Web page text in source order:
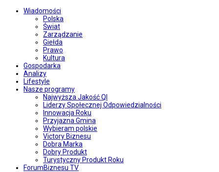
Wiadomości
Polska
Świat
Zarządzanie
Giełda
Prawo
Kultura
Gospodarka
Analizy
Lifestyle
Nasze programy
Najwyższa Jakość QI
Liderzy Społecznej Odpowiedzialności
Innowacja Roku
Przyjazna Gmina
Wybieram polskie
Victory Biznesu
Dobra Marka
Dobry Produkt
Turystyczny Produkt Roku
ForumBiznesu TV